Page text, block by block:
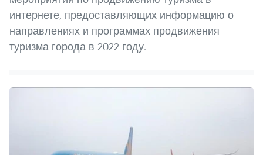
интернете, предоставляющих информацию о
направлениях и программах продвижения
туризма города в 2022 году.